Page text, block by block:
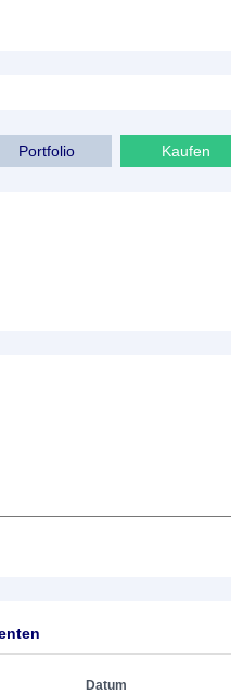
Kaufen
Portfolio
Datum